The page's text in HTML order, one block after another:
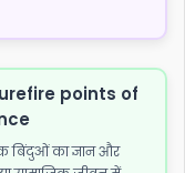
points of
बिंदुओं का ज्ञान और